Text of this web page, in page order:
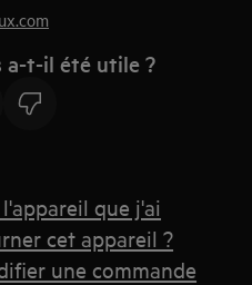
a-t-il été utile ?
que j'ai
cet appareil ?
une commande